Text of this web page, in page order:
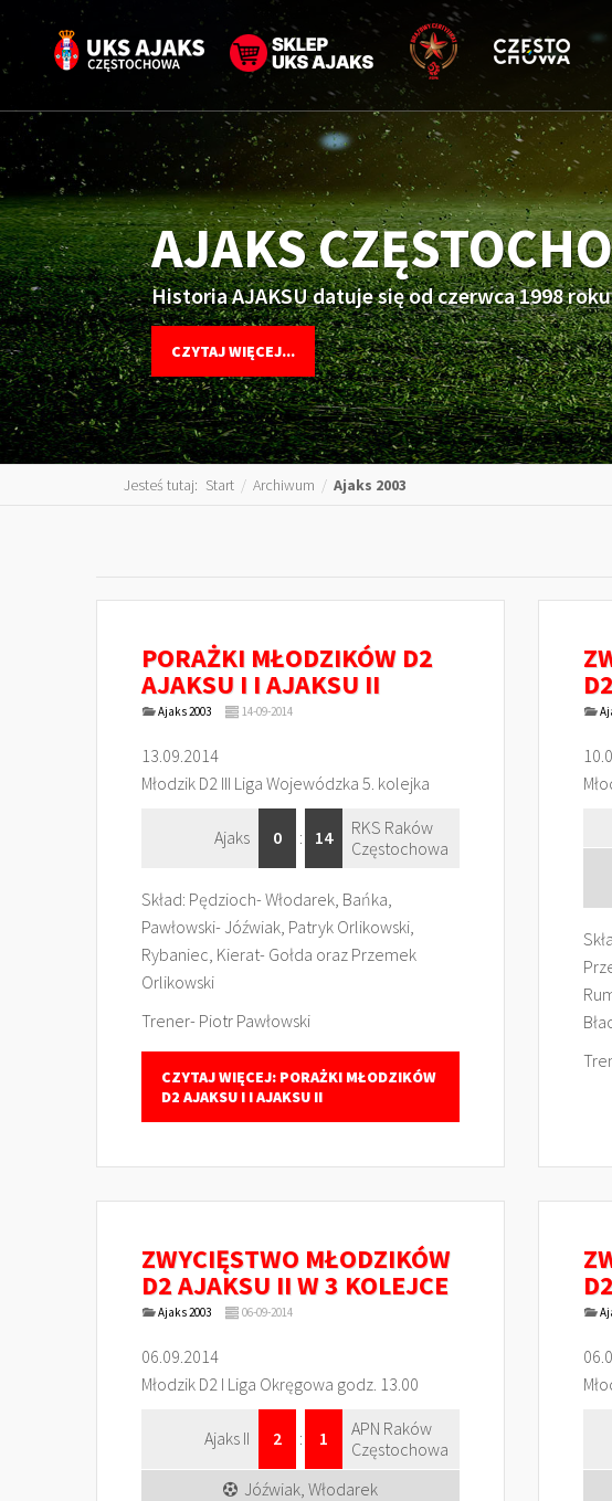
AJAKS
Historia AJAKSU datuje się od czerwca 1998
CZYTAJ WIĘCEJ...
Jesteś tutaj: Start / Archiwum / Ajaks 2003
PORAŻKI MŁODZIKÓW D2
AJAKSU I I AJAKSU II
Ajaks 2003 14-09-2014
13.09.2014
Młodzik D2 III Liga Wojewódzka 5. kolejka
Ajaks 0 : 14
RKS Raków
Częstochowa
Skład: Pędzioch- Włodarek, Bańka,
Pawłowski- Jóźwiak, Patryk Orlikowski,
Rybaniec, Kierat- Gołda oraz Przemek
Orlikowski
Trener- Piotr Pawłowski
CZYTAJ WIĘCEJ: PORAŻKI MŁODZIKÓW
D2 AJAKSU I I AJAKSU II
ZWYCIĘSTWO MŁODZIKÓW
D2 AJAKSU II W 3 KOLEJCE
Ajaks 2003 06-09-2014
06.09.2014
Młodzik D2 I Liga Okręgowa godz. 13.00
Ajaks II 2 : 1
APN Raków
Częstochowa
Jóźwiak, Włodarek